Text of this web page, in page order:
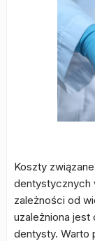
Koszty
dentystycznych
zależności od
uzależniona jest
dentysty. Warto